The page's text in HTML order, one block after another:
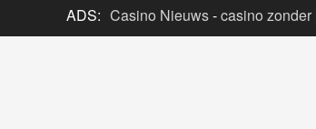
ADS: Casino Nieuws-casino zonder